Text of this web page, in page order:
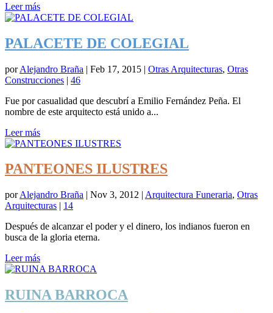
Leer más
PALACETE DE COLEGIAL
porAlejandro Braña | Feb 17, 2015 | Otras Arquitecturas, Otras
Construcciones | 46
Fue por casualidad que descubrí a Emilio Fernández Peña. El
nombre de este arquitecto está unido a...
Leer más
PANTEONES ILUSTRES
porAlejandro Braña | Nov 3, 2012 | Arquitectura Funeraria, Otras
Arquitecturas | 14
Después de alcanzar el poder y el dinero, los indianos fueron en
busca de la gloria eterna.
Leer más
RUINA BARROCA